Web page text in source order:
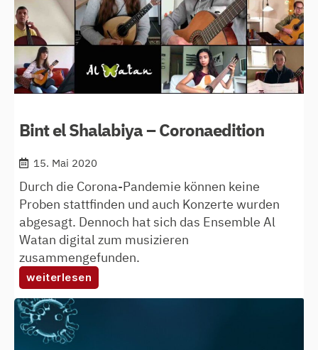
Bint el Shalabiya – Coronaedition
15. Mai 2020
Durch die Corona-Pandemie können keine
Proben stattfinden und auch Konzerte wurden
abgesagt. Dennoch hat sich das Ensemble Al
Watan digital zum musizieren
zusammengefunden.
weiterlesen
bint
el